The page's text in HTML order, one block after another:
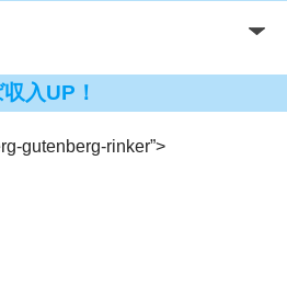
入UP！
gutenberg-rinker”>